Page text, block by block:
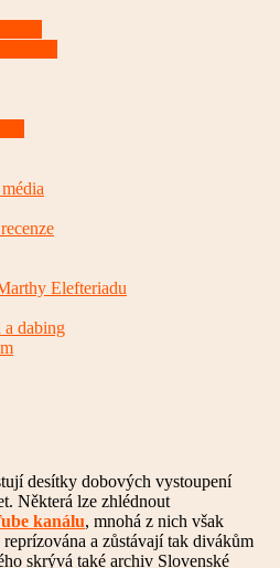
Elefteriadu
a dabing
desítky dobových vystoupení
Některá lze zhlédnout
kanálu, mnohá z nich však
a zůstávají tak divákům
skrývá také archiv Slovenské